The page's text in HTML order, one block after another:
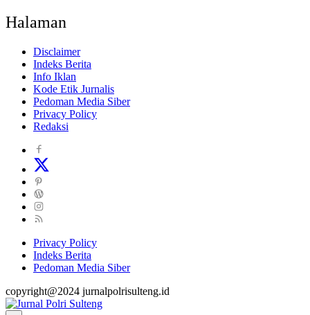
Halaman
Disclaimer
Indeks Berita
Info Iklan
Kode Etik Jurnalis
Pedoman Media Siber
Privacy Policy
Redaksi
Privacy Policy
Indeks Berita
Pedoman Media Siber
copyright@2024 jurnalpolrisulteng.id